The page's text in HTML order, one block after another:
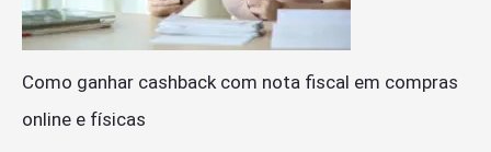
Como ganhar cashback com nota fiscal em compras
online e físicas